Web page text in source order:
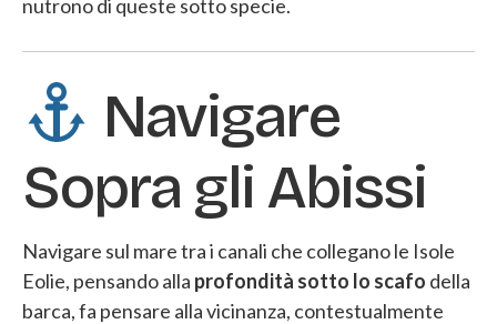
nutrono di queste sotto specie.
Navigare
Sopra gli Abissi
Navigare sul mare tra i canali che collegano le Isole
Eolie, pensando alla profondità sotto lo scafo della
barca, fa pensare alla vicinanza, contestualmente